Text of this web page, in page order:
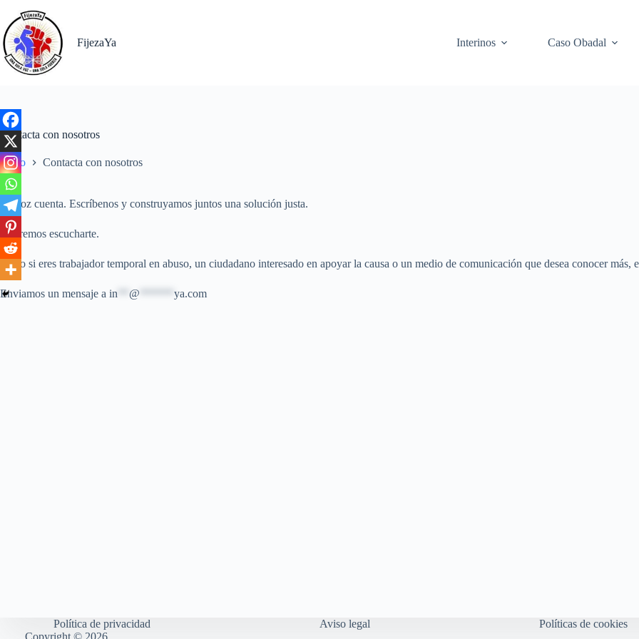
FijezaYa Interinos Caso Obadal
Contacta con nosotros
Inicio Contacta con nosotros
Tu voz cuenta. Escríbenos y construyamos juntos una solución justa.
Queremos escucharte.
Tanto si eres trabajador temporal en abuso, un ciudadano interesado en apoyar la causa o un medio de comunicación que desea conocer más,
Enviamos un mensaje a in @ ya.com
Política de privacidad Aviso legal Políticas de cookies
Copyright © 2026